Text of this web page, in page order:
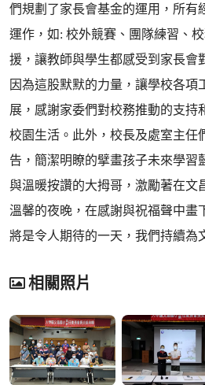
們規劃了家長會基金的運用，所有
運作，如: 校外競賽、團隊練習、
援，讓教師與學生都感受到家長會
因為這股默默的力量，讓學校各項
展，感謝家委們對校務推動的支持
校園生活。此外，校長及處室主任
告，簡潔明瞭的擘畫孩子未來學習
與溫暖按讚的大拇哥，激勵著在文
溫馨的夜晚，在感謝與祝福聲中畫
將是令人期待的一天，我們持續
相關照片